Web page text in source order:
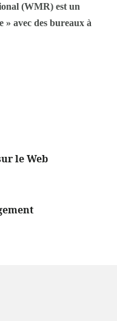
(WMR) est un
» avec des bureaux à
le Web